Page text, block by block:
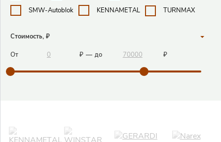
SMW-Autoblok
KENNAMETAL TURNMAX
Стоимость, ₽
От ₽ — до ₽